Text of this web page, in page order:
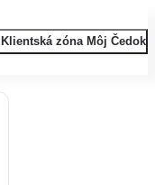
Klientská zóna Môj Čedok